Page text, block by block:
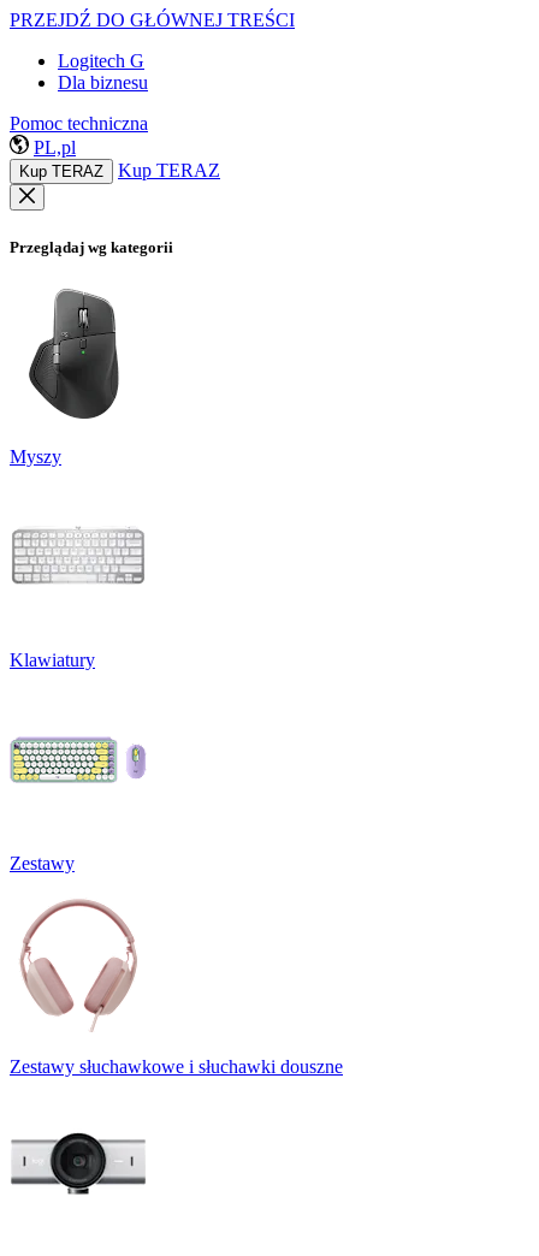
PRZEJDŹ DO GŁÓWNEJ TREŚCI
Logitech G
Dla biznesu
Pomoc techniczna
PL,pl
Kup TERAZ Kup TERAZ
Przeglądaj wg kategorii
Myszy
Klawiatury
Zestawy
Zestawy słuchawkowe i słuchawki douszne